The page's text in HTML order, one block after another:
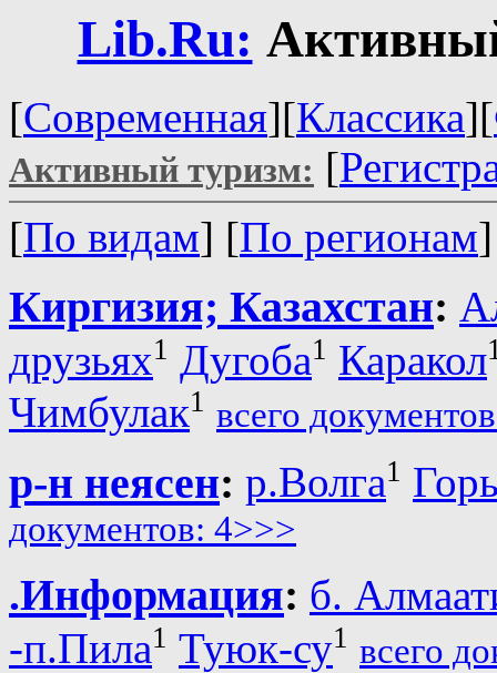
Lib.Ru:
[Современная][Классика][
Активный туризм: [
[По видам] [По регионам
Киргизия; Казахстан:
друзьях1 Дугоба1 Каракол
Чимбулак1 всего
р-н неясен: р.Волга1
документов: 4>>>
.Информация: б.
-п.Пила1 Туюк-су1 всего